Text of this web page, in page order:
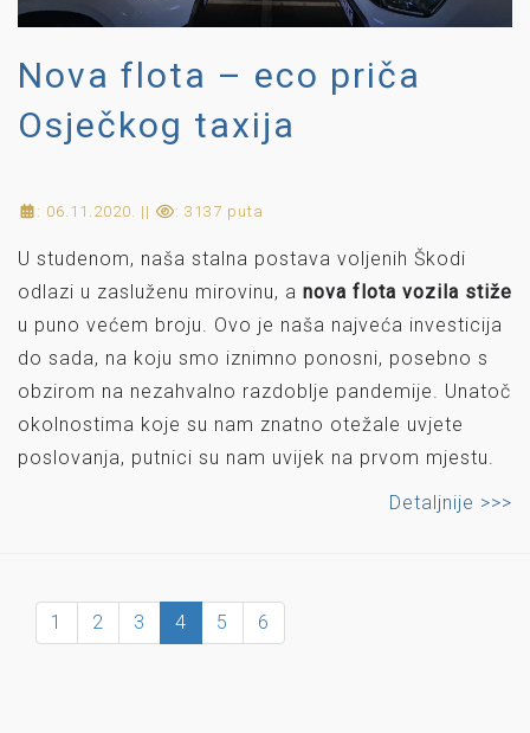
Nova flota – eco priča
Osječkog taxija
: 06.11.2020. || : 3137 puta
U studenom, naša stalna postava voljenih Škodi
odlazi u zasluženu mirovinu, a nova flota vozila stiže
u puno većem broju. Ovo je naša najveća investicija
do sada, na koju smo iznimno ponosni, posebno s
obzirom na nezahvalno razdoblje pandemije. Unatoč
okolnostima koje su nam znatno otežale uvjete
poslovanja, putnici su nam uvijek na prvom mjestu.
Detaljnije >>>
1 2 3 4 5 6